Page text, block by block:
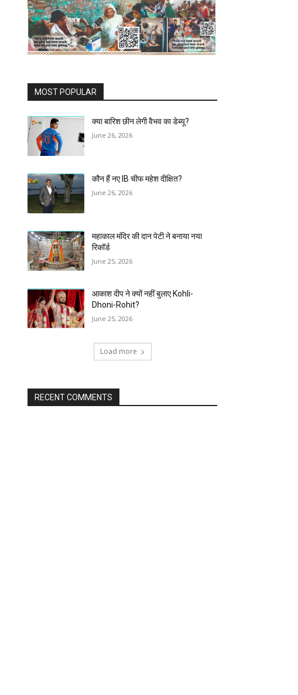
MOST POPULAR
क्या बारिश छीन लेगी वैभव का डेब्यू?
June 26, 2026
कौन हैं नए IB चीफ महेश दीक्षित?
June 26, 2026
महाकाल मंदिर की दान पेटी ने बनाया नया
रिकॉर्ड
June 25, 2026
आकाश दीप ने क्यों नहीं बुलाए Kohli-
Dhoni-Rohit?
June 25, 2026
Load more
RECENT COMMENTS